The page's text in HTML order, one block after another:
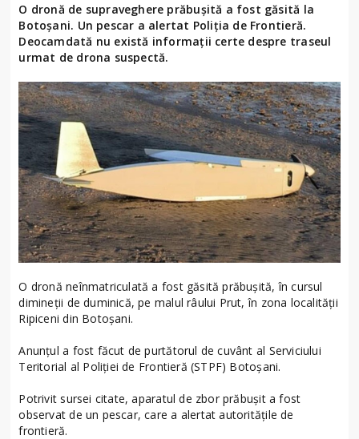
O dronă de supraveghere prăbușită a fost găsită la
Botoşani. Un pescar a alertat Poliţia de Frontieră.
Deocamdată nu există informaţii certe despre traseul
urmat de drona suspectă.
O dronă neînmatriculată a fost găsită prăbușită, în cursul
dimineții de duminică, pe malul râului Prut, în zona localităţii
Ripiceni din Botoşani.
Anunţul a fost făcut de purtătorul de cuvânt al Serviciului
Teritorial al Poliţiei de Frontieră (STPF) Botoşani.
Potrivit sursei citate, aparatul de zbor prăbuşit a fost
observat de un pescar, care a alertat autorităţile de
frontieră.